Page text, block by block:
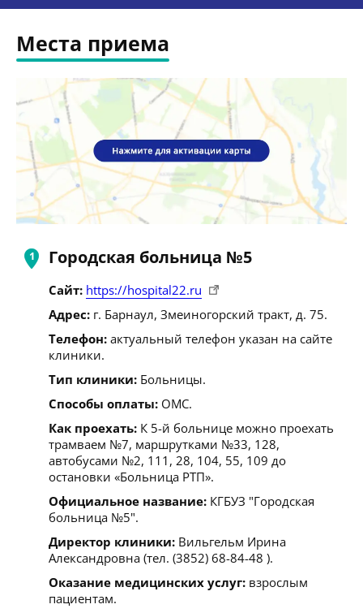
Места приема
Городская больница №5
Сайт: https://hospital22.ru
Адрес: г. Барнаул, Змеиногорский тракт, д. 75.
Телефон: актуальный телефон указан на сайте
клиники.
Тип клиники: Больницы.
Способы оплаты: ОМС.
Как проехать: К 5-й больнице можно проехать
трамваем №7, маршрутками №33, 128,
автобусами №2, 111, 28, 104, 55, 109 до
остановки «Больница РТП».
Официальное название: КГБУЗ "Городская
больница №5".
Директор клиники: Вильгельм Ирина
Александровна (тел. (3852) 68-84-48 ).
Оказание медицинских услуг: взрослым
пациентам.